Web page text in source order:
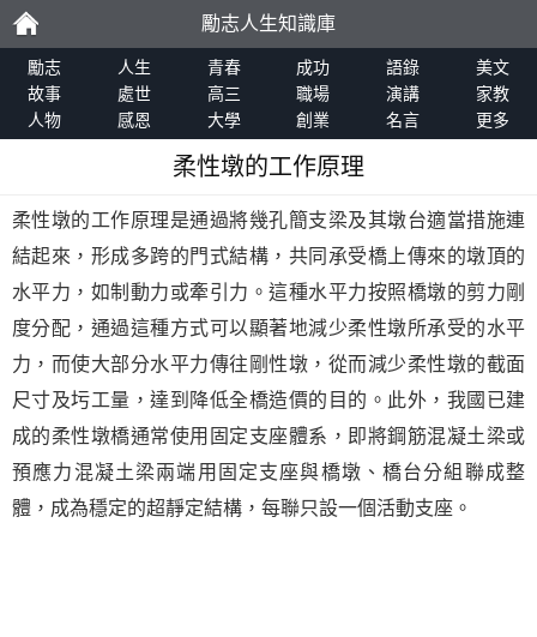
勵
志
勵志人生知識庫
勵志 人生 青春 成功 語錄
美文
故事
處世 高三 職場 演講
家教
人物
感恩 大學 創業 名言 更多
柔性墩的工作原理
柔性墩的工作原理是通過將幾孔簡支梁及其墩台適當措施連
結起來，形成多跨的門式結構，共同承受橋上傳來的墩頂的
水平力，如制動力或牽引力。這種水平力按照橋墩的剪力剛
度分配，通過這種方式可以顯著地減少柔性墩所承受的水平
力，而使大部分水平力傳往剛性墩，從而減少柔性墩的截面
尺寸及圬工量，達到降低全橋造價的目的。此外，我國已建
成的柔性墩橋通常使用固定支座體系，即將鋼筋混凝土梁或
預應力混凝土梁兩端用固定支座與橋墩、橋台分組聯成整
體，成為穩定的超靜定結構，每聯只設一個活動支座。